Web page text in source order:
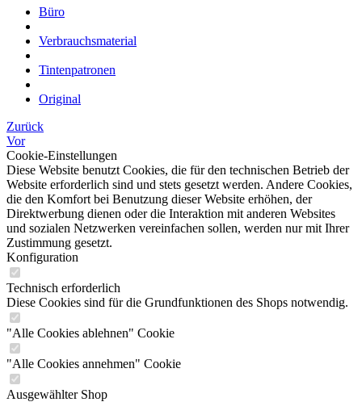
Büro
Verbrauchsmaterial
Tintenpatronen
Original
Zurück
Vor
Cookie-Einstellungen
Diese Website benutzt Cookies, die für den technischen Betrieb der
Website erforderlich sind und stets gesetzt werden. Andere Cookies,
die den Komfort bei Benutzung dieser Website erhöhen, der
Direktwerbung dienen oder die Interaktion mit anderen Websites
und sozialen Netzwerken vereinfachen sollen, werden nur mit Ihrer
Zustimmung gesetzt.
Konfiguration
Technisch erforderlich
Diese Cookies sind für die Grundfunktionen des Shops notwendig.
"Alle Cookies ablehnen" Cookie
"Alle Cookies annehmen" Cookie
Ausgewählter Shop